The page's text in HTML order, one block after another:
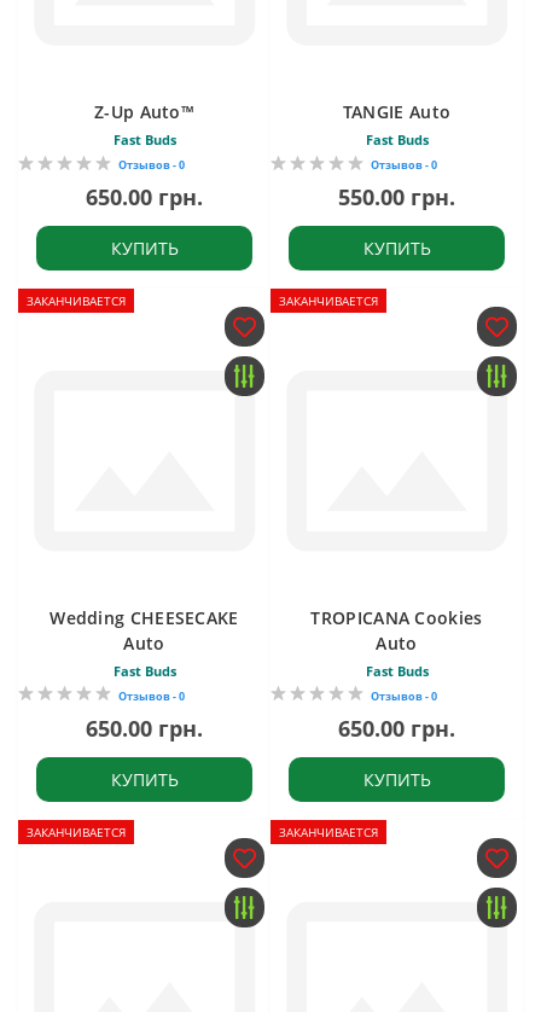
Z-Up Auto™
Fast Buds
Отзывов - 0
650.00 грн.
КУПИТЬ
TANGIE Auto
Fast Buds
Отзывов - 0
550.00 грн.
КУПИТЬ
ЗАКАНЧИВАЕТСЯ
Wedding CHEESECAKE
Auto
Fast Buds
Отзывов - 0
650.00 грн.
КУПИТЬ
ЗАКАНЧИВАЕТСЯ
TROPICANA Cookies
Auto
Fast Buds
Отзывов - 0
650.00 грн.
КУПИТЬ
ЗАКАНЧИВАЕТСЯ ЗАКАНЧИВАЕТСЯ